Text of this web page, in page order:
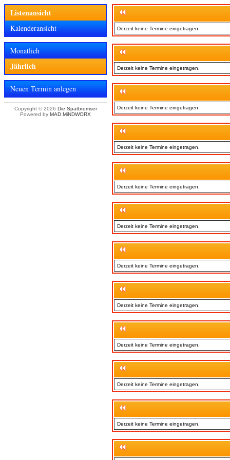
Listenansicht
Kalenderansicht
Monatlich
Jährlich
Neuen Termin anlegen
Copyright © 2026 Die Spätbremser
Powered by MAD MiNDWORX
Derzeit keine Termine eingetragen.
Derzeit keine Termine eingetragen.
Derzeit keine Termine eingetragen.
Derzeit keine Termine eingetragen.
Derzeit keine Termine eingetragen.
Derzeit keine Termine eingetragen.
Derzeit keine Termine eingetragen.
Derzeit keine Termine eingetragen.
Derzeit keine Termine eingetragen.
Derzeit keine Termine eingetragen.
Derzeit keine Termine eingetragen.